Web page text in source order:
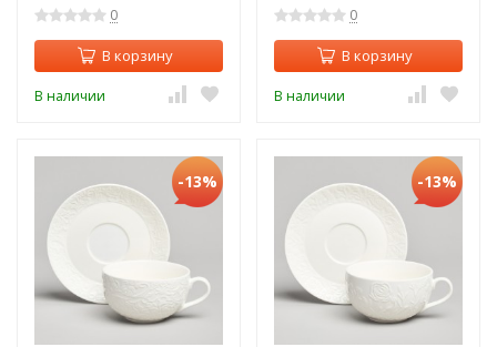
0
В корзину
В наличии
0
В корзину
В наличии
-13% -13%